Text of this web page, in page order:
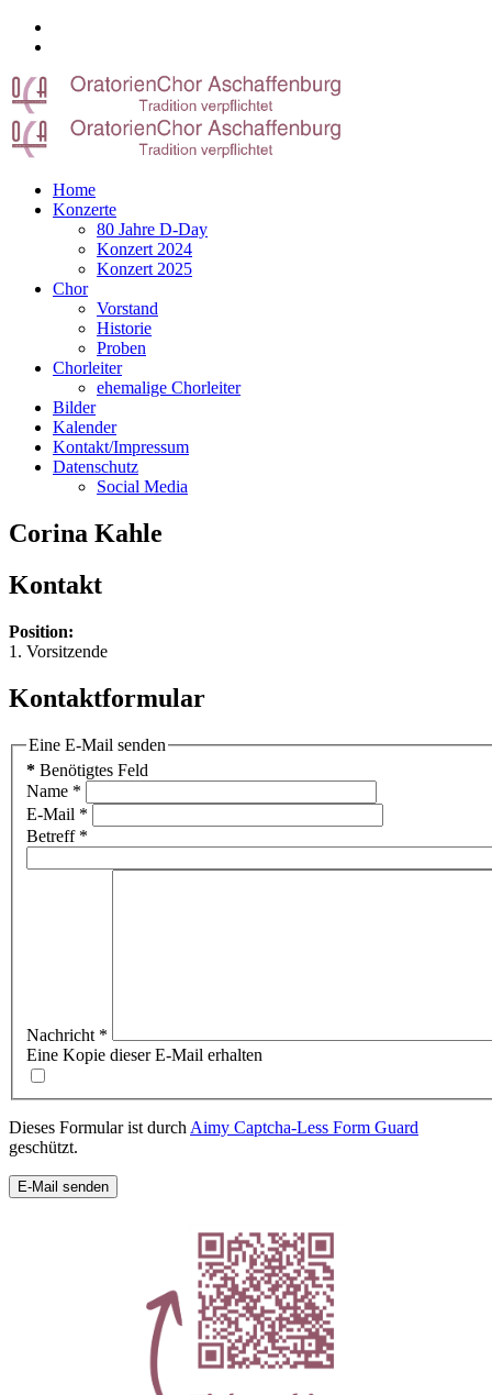
Home
Konzerte
80 Jahre D-Day
Konzert 2024
Konzert 2025
Chor
Vorstand
Historie
Proben
Chorleiter
ehemalige Chorleiter
Bilder
Kalender
Kontakt/Impressum
Datenschutz
Social Media
Corina Kahle
Kontakt
Position:
1. Vorsitzende
Kontaktformular
Eine E-Mail senden
* Benötigtes Feld
Name *
E-Mail *
Betreff*
Nachricht *
Eine Kopie dieser E-Mail erhalten
Dieses Formular ist durch Aimy Captcha-Less Form Guard
geschützt.
E-Mail senden